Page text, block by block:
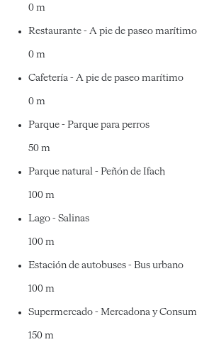
0 m
Restaurante - A pie de paseo marítimo
0 m
Cafetería - A pie de paseo marítimo
0 m
Parque - Parque para perros
50 m
Parque natural - Peñón de Ifach
100 m
Lago - Salinas
100 m
Estación de autobuses - Bus urbano
100 m
Supermercado - Mercadona y Consum
150 m